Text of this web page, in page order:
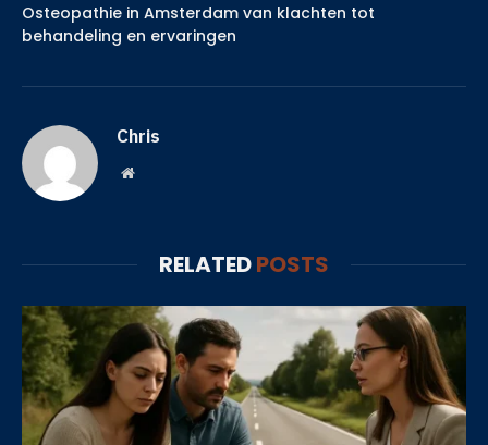
Osteopathie in Amsterdam van klachten tot
behandeling en ervaringen
Chris
Website
RELATEDPOSTS